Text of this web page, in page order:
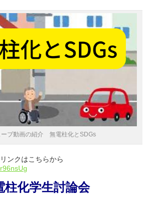
ーブ動画の紹介 無電柱化とSDGs
ンクはこちらから
化学生討論会